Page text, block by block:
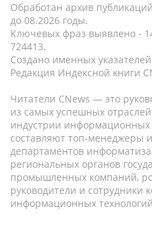
Обработан архив
до 08.2026 годы.
Ключевых фраз выявлено -
724413.
Создано именных
Редакция Индексной книги
Читатели CNews — это
из самых успешных
индустрии информационных
составляют топ-менеджеры
департаментов
региональных органов
промышленных компаний,
руководители и сотрудники
информационных технологий